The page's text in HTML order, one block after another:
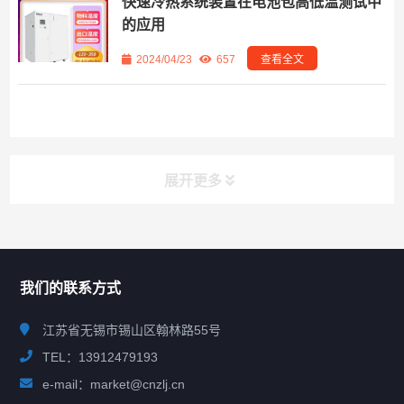
的应用
2024/04/23 657 查看全文
展开更多
我们的联系方式
江苏省无锡市锡山区翰林路55号
TEL：13912479193
e-mail：market@cnzlj.cn